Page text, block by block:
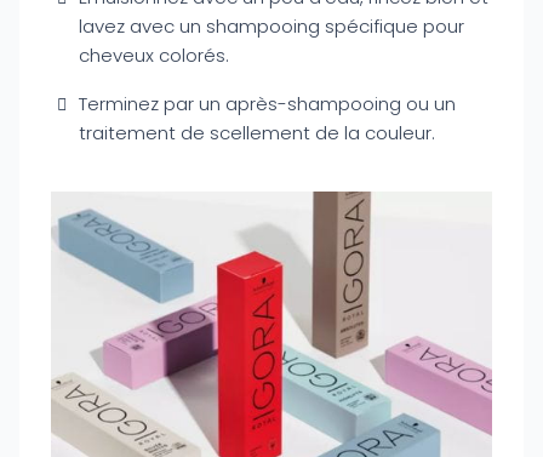
lavez avec un shampooing spécifique pour
cheveux colorés.
Terminez par un après-shampooing ou un
traitement de scellement de la couleur.